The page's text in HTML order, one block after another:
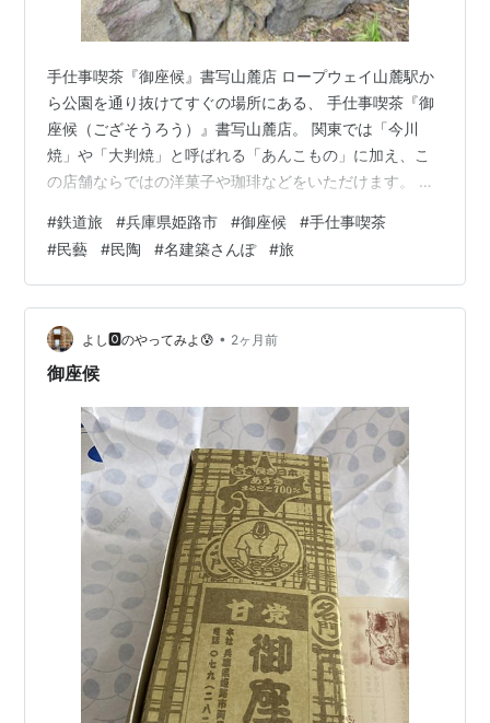
手仕事喫茶『御座候』書写山麓店 ロープウェイ山麓駅か
ら公園を通り抜けてすぐの場所にある、 手仕事喫茶『御
座候（ござそうろう）』書写山麓店。 関東では「今川
焼」や「大判焼」と呼ばれる「あんこもの」に加え、こ
の店舗ならではの洋菓子や珈琲などをいただけます。 今
合わせた「白ブレンド珈琲」をいただきました。どちら
も歩き疲れた体にしみわたる美味しさです。 お目当ての
メニューが「民陶（みんとう）」で供されているのも、
民藝好きにはすこぶる嬉しいポイント。 そして、コップ
敷（コースター）の糸の端っこに、思わずキュン♡とし
てしまいました。 通常の綴じ目は目立たな…
#鉄道旅 #兵庫県姫路市 #御座候 #手仕事喫茶
#民藝 #民陶 #名建築さんぽ #旅
よし🅾️のやってみよ😰 • 2ヶ月前
御座候